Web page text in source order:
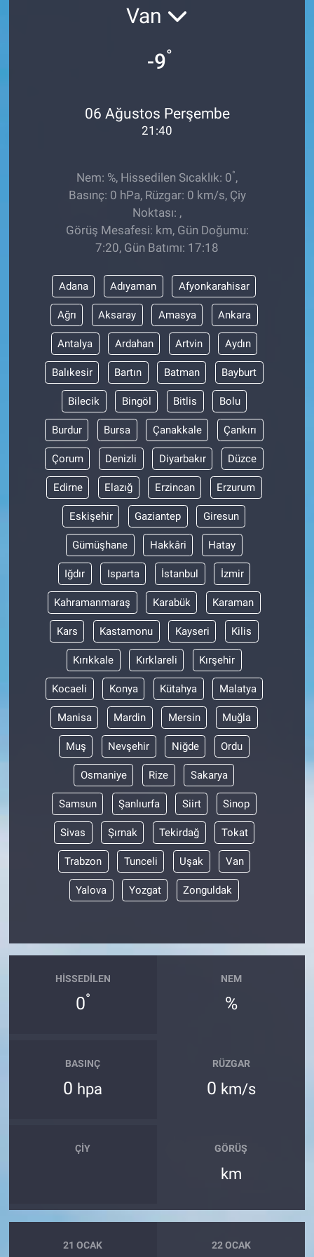
Van
-9°
06 Ağustos Perşembe
21:40
Nem: %, Hissedilen Sıcaklık: 0°,
Basınç: 0 hPa, Rüzgar: 0 km/s, Çiy
Noktası: ,
Görüş Mesafesi: km, Gün Doğumu:
7:20, Gün Batımı: 17:18
Adana Adıyaman Afyonkarahisar
Ağrı Aksaray Amasya Ankara
Antalya Ardahan Artvin Aydın
Balıkesir Bartın Batman Bayburt
Bilecik Bingöl Bitlis Bolu
Burdur Bursa Çanakkale Çankırı
Çorum Denizli Diyarbakır Düzce
Edirne Elazığ Erzincan Erzurum
Eskişehir Gaziantep Giresun
Gümüşhane Hakkâri Hatay
Iğdır Isparta İstanbul İzmir
Kahramanmaraş Karabük Karaman
Kars Kastamonu Kayseri Kilis
Kırıkkale Kırklareli Kırşehir
Kocaeli Konya Kütahya Malatya
Manisa Mardin Mersin Muğla
Muş Nevşehir Niğde Ordu
Osmaniye Rize Sakarya
Samsun Şanlıurfa Siirt Sinop
Sivas Şırnak Tekirdağ Tokat
Trabzon Tunceli Uşak Van
Yalova Yozgat Zonguldak
HISSEDILEN
0°
NEM
%
BASINÇ
0 hpa
RÜZGAR
0 km/s
ÇIY GÖRÜŞ
km
21 OCAK 22 OCAK
Ege'den Esintiler
Gerçeğin İzinde
Gün Başlıyor
Gün Bitiyor
Gün Ortası
Gündem Özel
Günün görüntüsü
Haber
İlan
Kimdir
Koronavirüs
Kültür Sanat
Ne demişti
Nedir
Popüler
Programlar
Sağlık
Teknoloji
Türkiye'nin Geleceği
Türkiye'nin Gündemi
Yerel Yaşam
Canlı Yayın